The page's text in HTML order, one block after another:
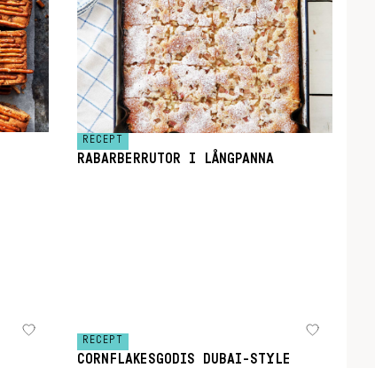
RECEPT
RABARBERRUTOR I LÅNGPANNA
RECEPT
CORNFLAKESGODIS DUBAI-STYLE